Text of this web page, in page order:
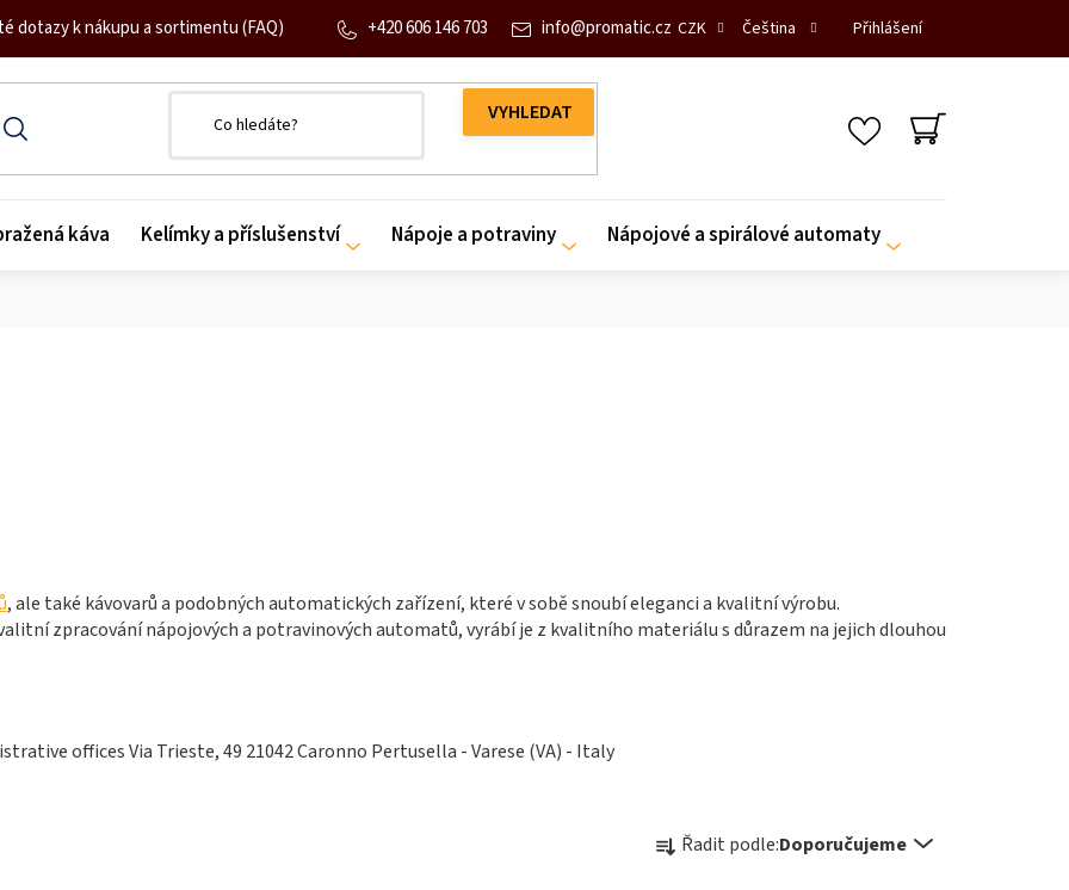
dotazy k nákupu a sortimentu (FAQ) CZK Čeština Přihlášení
info@promatic.cz
+420 606 146 703
NÁKUPNÍ
káva Kelímky a příslušenství Nápoje a potraviny Nápojové a spirálové automaty
, ale také kávovarů a podobných automatických zařízení, které v sobě snoubí eleganci a kvalitní výrobu.
zpracování nápojových a potravinových automatů, vyrábí je z kvalitního materiálu s důrazem na jejich dlouhou
offices Via Trieste, 49 21042 Caronno Pertusella - Varese (VA) - Italy
Ř Řadit podle:Doporučujeme